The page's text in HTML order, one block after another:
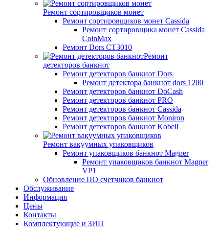
Ремонт сортировщиков монет
Ремонт сортировщиков монет Cassida
Ремонт сортировщика монет Cassida
CoinMax
Ремонт Dors CT3010
Ремонт
детекторов банкнот
Ремонт детекторов банкнот Dors
Ремонт детектора банкнот dors 1200
Ремонт детекторов банкнот DoCash
Ремонт детекторов банкнот PRO
Ремонт детекторов банкнот Cassida
Ремонт детекторов банкнот Moniron
Ремонт детекторов банкнот Kobell
Ремонт вакуумных упаковщиков
Ремонт упаковщиков банкнот Magner
Ремонт упаковщиков банкнот Magner
VP1
Обновление ПО счетчиков банкнот
Обслуживание
Информация
Цены
Контакты
Комплектующие и ЗИП